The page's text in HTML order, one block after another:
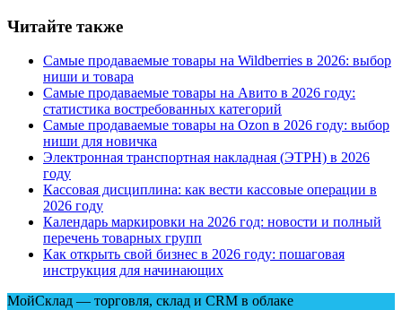
Читайте также
Самые продаваемые товары на Wildberries в 2026: выбор
ниши и товара
Самые продаваемые товары на Авито в 2026 году:
статистика востребованных категорий
Самые продаваемые товары на Ozon в 2026 году: выбор
ниши для новичка
Электронная транспортная накладная (ЭТРН) в 2026
году
Кассовая дисциплина: как вести кассовые операции в
2026 году
Календарь маркировки на 2026 год: новости и полный
перечень товарных групп
Как открыть свой бизнес в 2026 году: пошаговая
инструкция для начинающих
МойСклад — торговля, склад и CRM в облаке